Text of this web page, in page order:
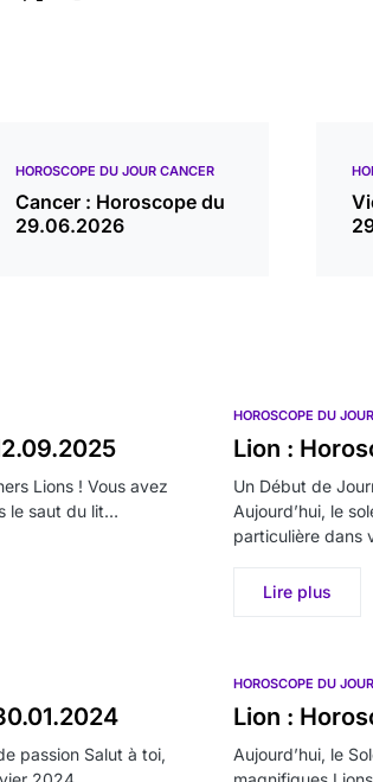
HOROSCOPE DU JOUR CANCER
Cancer : Horoscope du
29.06.2026
Lions ! Vous avez
le saut du lit…
HOROSCOPE DU
Lion :
Un Début de
Aujourd’hui, le
particulière dans
Lire plus
passion Salut à toi,
HOROSCOPE DU
Lion :
Aujourd’hui, le